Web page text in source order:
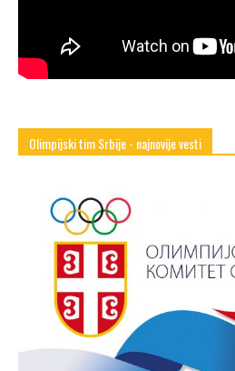
Olimpijski tim Srbije - najnovije vesti